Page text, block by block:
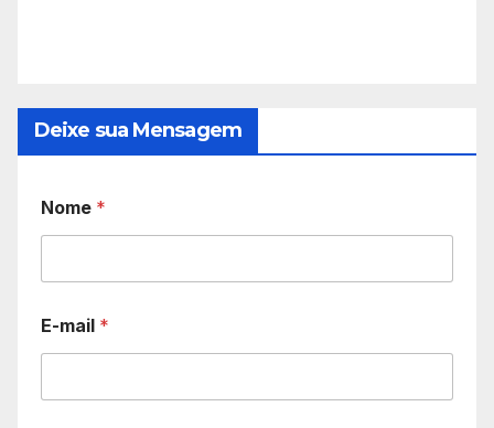
Deixe sua Mensagem
Nome *
E-mail *